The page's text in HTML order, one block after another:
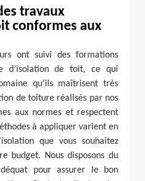
travaux
conformes aux
ont suivi des formations
d’isolation de toit, ce qui
qu’ils maîtrisent très
de toiture réalisés par nos
aux normes et respectent
à appliquer varient en
que vous souhaitez
budget. Nous disposons du
pour assurer le bon